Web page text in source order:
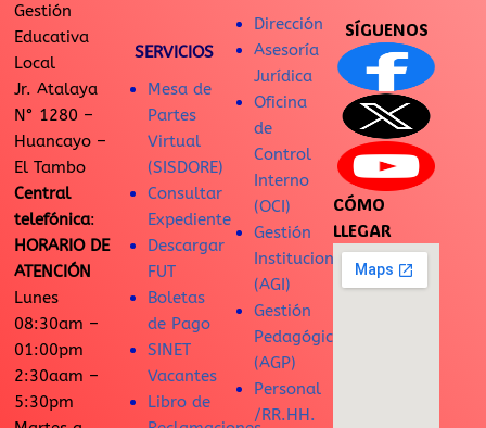
Gestión
Educativa
Local
Jr. Atalaya
N° 1280 –
Huancayo –
El Tambo
Central
telefónica:
HORARIO DE
ATENCIÓN
Lunes
08:30am –
01:00pm
2:30aam –
5:30pm
SERVICIOS
Mesa de
Partes
Virtual
(SISDORE)
Consultar
Expediente
Descargar
FUT
Boletas
de Pago
SINET
Vacantes
Libro de
Dirección
Asesoría
Jurídica
Oficina
de
Control
Interno
(OCI)
Gestión
Institucional
(AGI)
Gestión
Pedagógica
(AGP)
Personal
/RR.HH.
SÍGUENOS
CÓMO
LLEGAR